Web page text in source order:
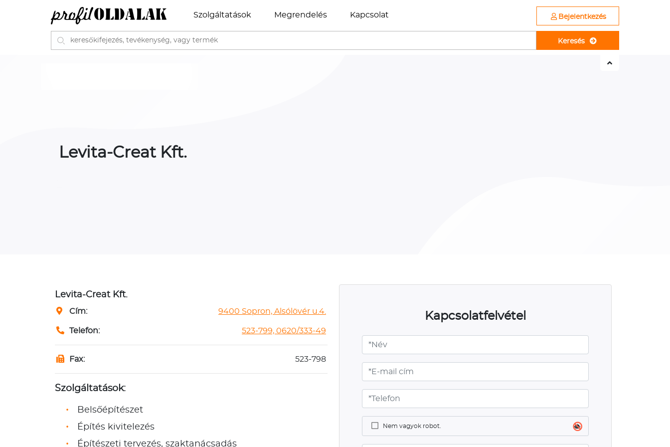
Bejelentkezés
Szolgáltatások Megrendelés Kapcsolat
Keresés
Levita-Creat Kft.
Levita-Creat Kft.
Cím: 9400 Sopron, Alsólövér u.4.
Telefon: 523-799, 0620/333-49
Fax: 523-798
Szolgáltatások:
Belsőépítészet
Építés kivitelezés
Építészeti tervezés, szaktanácsadás
Kapcsolatfelvétel
Nem vagyok robot.